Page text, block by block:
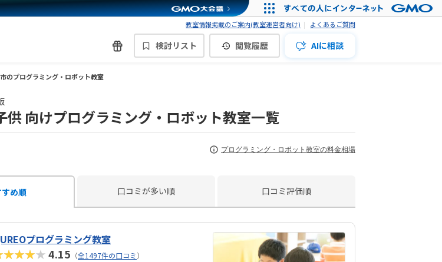
教室情報掲載のご案内(教室運営者向け) よくあるご質問
検討リスト 閲覧履歴 AIに相談
のプログラミング・ロボット教室
供 向けプログラミング・ロボット教室一覧
プログラミング・ロボット教室の料金相場
め順 口コミが多い順 口コミ評価順
プログラミング教室
4.15 （全1497件の口コミ）